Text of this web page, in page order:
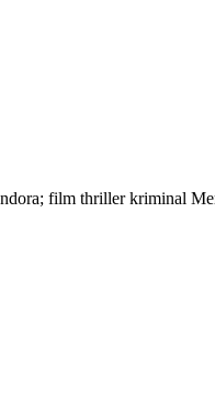
film thriller kriminal